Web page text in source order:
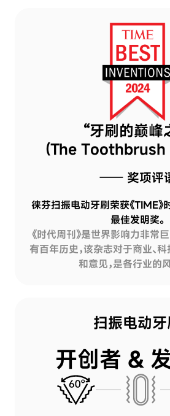
“牙刷的巅峰
(The
—— 奖项评
徕芬扫振电动牙刷荣获《TIME
最佳发明奖。
《时代周刊》是世界影响力非常
有百年历史，该杂志对于商业、
和意见，是各行业的
扫振电动
开创者 &